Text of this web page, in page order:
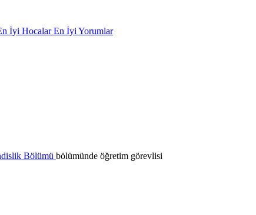
İyi HocalarEn İyi Yorumlar
Bölümü bölümünde öğretim görevlisi